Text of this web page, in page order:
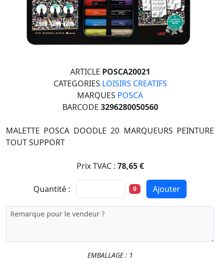
ARTICLE POSCA20021
CATEGORIES LOISIRS CREATIFS
MARQUES POSCA
BARCODE 3296280050560
MALETTE POSCA DOODLE 20 MARQUEURS PEINTURE
TOUT SUPPORT
Prix TVAC : 78,65 €
Quantité : 0 Ajouter
EMBALLAGE : 1